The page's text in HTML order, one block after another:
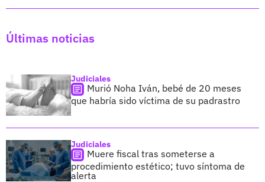
Últimas noticias
Judiciales
Murió Noha Iván, bebé de 20 meses
que habría sido víctima de su padrastro
Judiciales
Muere fiscal tras someterse a
procedimiento estético; tuvo síntoma de
alerta